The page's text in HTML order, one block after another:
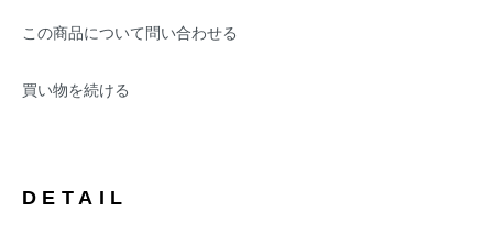
この商品について問い合わせる
買い物を続ける
DETAIL